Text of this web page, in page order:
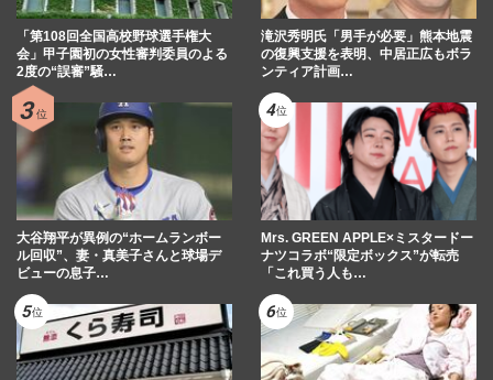
「少量でも必要な栄養が摂れる」名医が考
案！がんを予防する長生き『煮込み』と
週刊女性2026年7月21日号 2026/7/18
「慎吾ママ」の放送作家・たむらようこさ
んが明かす「子宮頸がん」で35キロまで激
減した体と17年経った今も…
週刊女性2026年7月21日号 2026/7/12
「第108回全国高校野球選手権大
会」甲子園初の女性審判委員のよる
2度の“誤審”騒…
滝沢秀明氏「男手が必要」熊本地震
の復興支援を表明、中居正広もボラ
ンティア計画…
大谷翔平が異例の“ホームランボー
ル回収”、妻・真美子さんと球場デ
ビューの息子…
Mrs. GREEN APPLE×ミスタードー
ナツコラボ“限定ボックス”が転売
「これ買う人も…